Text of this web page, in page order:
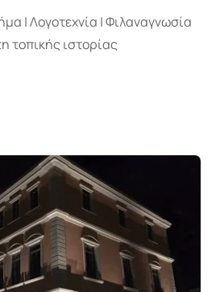
| Λογοτεχνία | Φιλαναγνωσία
τοπικής ιστορίας